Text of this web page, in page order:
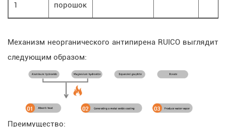
1
порошок
Механизм неорганического антипирена RUICO выглядит
следующим образом:
Преимущество: